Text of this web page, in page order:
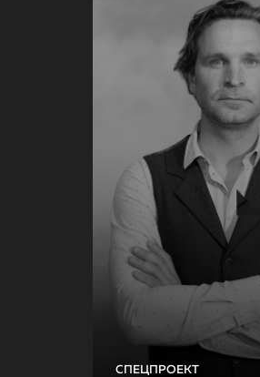
СПЕЦПРОЕКТ